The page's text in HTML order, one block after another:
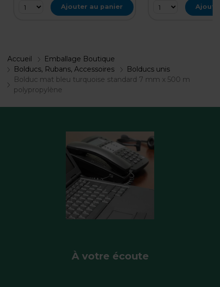
Ajouter au panier
Accueil
Emballage Boutique
Bolducs, Rubans, Accessoires
Bolducs unis
Bolduc mat bleu turquoise standard 7 mm x 500 m
polypropylène
À votre écoute